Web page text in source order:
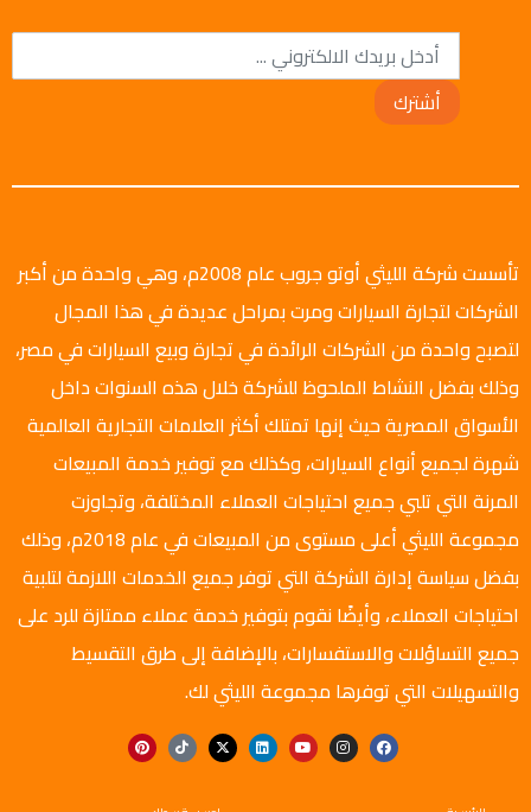
أشترك
تأسست شركة الليثي أوتو جروب عام 2008م، وهي واحدة من أكبر
الشركات لتجارة السيارات ومرت بمراحل عديدة في هذا المجال
لتصبح واحدة من الشركات الرائدة في تجارة وبيع السيارات في مصر،
وذلك بفضل النشاط الملحوظ للشركة خلال هذه السنوات داخل
الأسواق المصرية حيث إنها تمتلك أكثر العلامات التجارية العالمية
شهرة لجميع أنواع السيارات، وكذلك مع توفير خدمة المبيعات
المرنة التي تلبي جميع احتياجات العملاء المختلفة، وتجاوزت
مجموعة الليثي أعلى مستوى من المبيعات في عام 2018م، وذلك
بفضل سياسة إدارة الشركة التي توفر جميع الخدمات اللازمة لتلبية
احتياجات العملاء، وأيضًا نقوم بتوفير خدمة عملاء ممتازة للرد على
جميع التساؤلات والاستفسارات، بالإضافة إلى طرق التقسيط
والتسهيلات التي توفرها مجموعة الليثي لك.